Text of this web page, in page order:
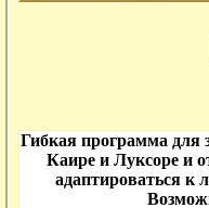
Гибкая программа для
Каире и Луксоре и
адаптироваться к